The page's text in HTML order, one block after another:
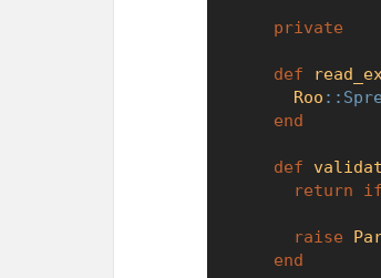
private
def
Roo :
end
def
return
if
raise
end